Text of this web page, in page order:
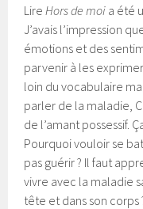
Lire Hors de moi a été
J’avais l’impression
émotions et des
parvenir à les
loin du vocabulaire
parler de la maladie,
de l’amant possessif.
Pourquoi vouloir se
pas guérir ? Il faut
vivre avec la maladie
tête et dans son